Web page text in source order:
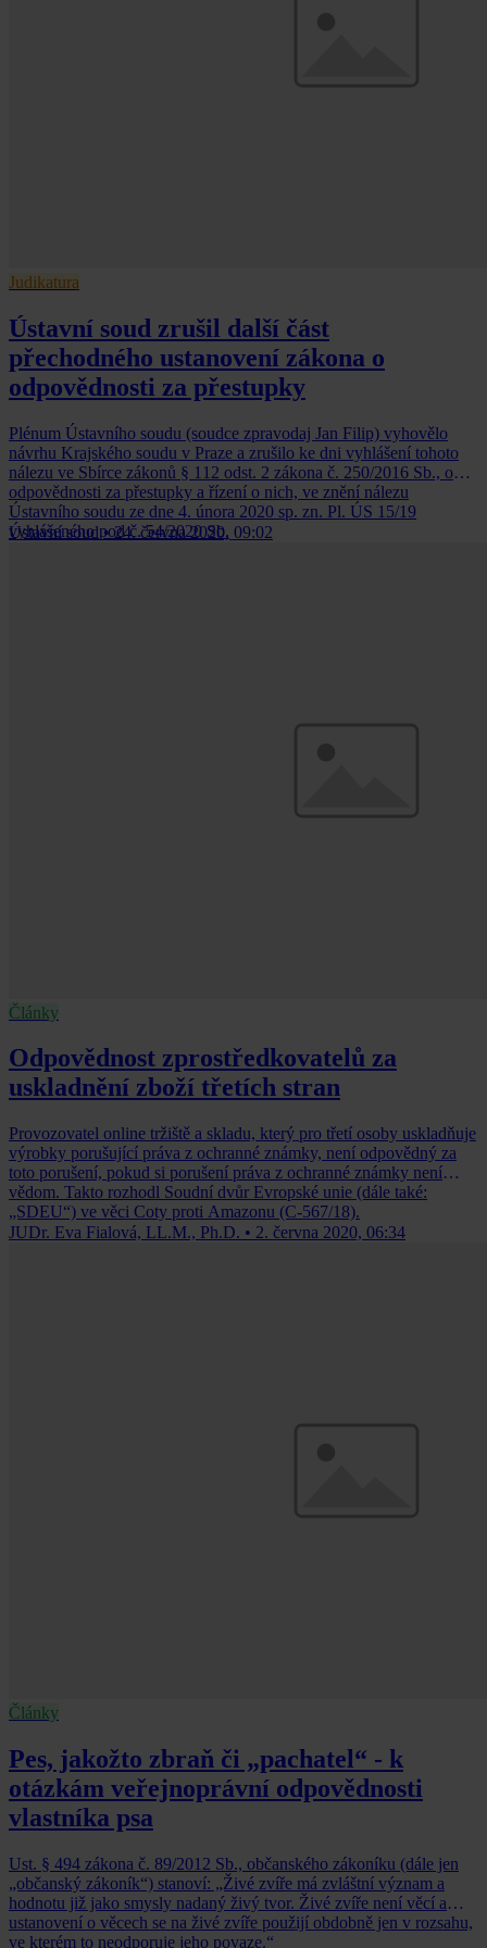
Judikatura
Ústavní soud zrušil další část
přechodného ustanovení zákona o
odpovědnosti za přestupky
Plénum Ústavního soudu (soudce zpravodaj Jan Filip) vyhovělo
návrhu Krajského soudu v Praze a zrušilo ke dni vyhlášení tohoto
nálezu ve Sbírce zákonů § 112 odst. 2 zákona č. 250/2016 Sb., o
odpovědnosti za přestupky a řízení o nich, ve znění nálezu
Ústavního soudu ze dne 4. února 2020 sp. zn. Pl. ÚS 15/19
vyhlášeného pod č. 54/2020 Sb.
Ústavní soud • 24. června 2020, 09:02
Články
Odpovědnost zprostředkovatelů za
uskladnění zboží třetích stran
Provozovatel online tržiště a skladu, který pro třetí osoby uskladňuje
výrobky porušující práva z ochranné známky, není odpovědný za
toto porušení, pokud si porušení práva z ochranné známky není
vědom. Takto rozhodl Soudní dvůr Evropské unie (dále také:
„SDEU“) ve věci Coty proti Amazonu (C-567/18).
JUDr. Eva Fialová, LL.M., Ph.D. • 2. června 2020, 06:34
Články
Pes, jakožto zbraň či „pachatel“ - k
otázkám veřejnoprávní odpovědnosti
vlastníka psa
Ust. § 494 zákona č. 89/2012 Sb., občanského zákoníku (dále jen
„občanský zákoník“) stanoví: „Živé zvíře má zvláštní význam a
hodnotu již jako smysly nadaný živý tvor. Živé zvíře není věcí a
ustanovení o věcech se na živé zvíře použijí obdobně jen v rozsahu,
ve kterém to neodporuje jeho povaze.“